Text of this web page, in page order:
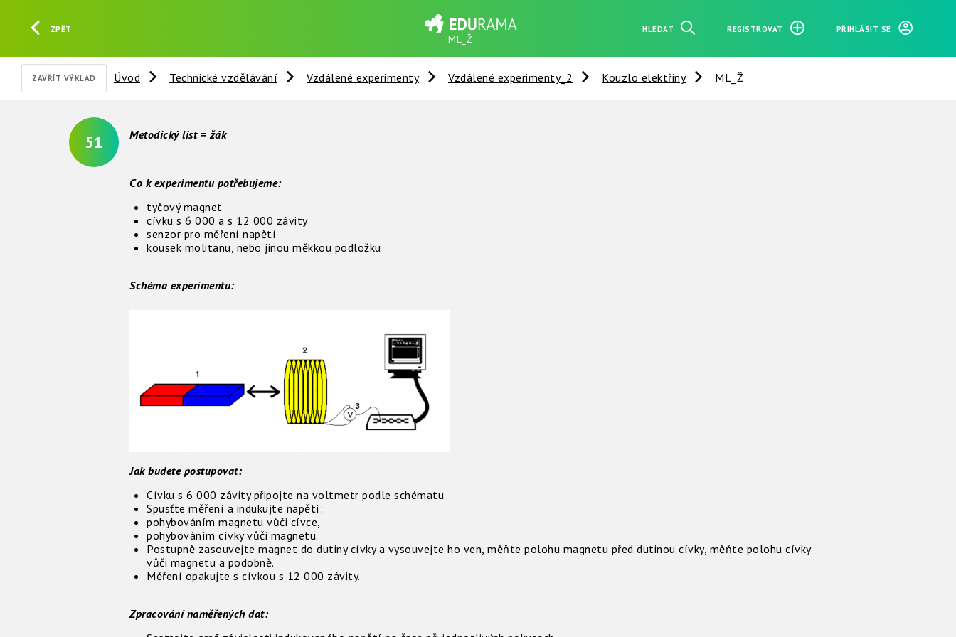
ZPĚT
ML_Ž
HLEDAT REGISTROVAT PŘIHLÁSIT SE
ZAVŘÍT VÝKLAD Úvod Technické vzdělávání Vzdálené experimenty Vzdálené experimenty_2 Kouzlo elektřiny ML_Ž
51 Metodický list = žák
Co k experimentu potřebujeme:
tyčový magnet
cívku s 6 000 a s 12 000 závity
senzor pro měření napětí
kousek molitanu, nebo jinou měkkou podložku
Schéma experimentu:
Jak budete postupovat:
Cívku s 6 000 závity připojte na voltmetr podle schématu.
Spusťte měření a indukujte napětí:
pohybováním magnetu vůči cívce,
pohybováním cívky vůči magnetu.
Postupně zasouvejte magnet do dutiny cívky a vysouvejte ho ven, měňte polohu magnetu před dutinou cívky, měňte polohu cívky
vůči magnetu a podobně.
Měření opakujte s cívkou s 12 000 závity.
Zpracování naměřených dat: